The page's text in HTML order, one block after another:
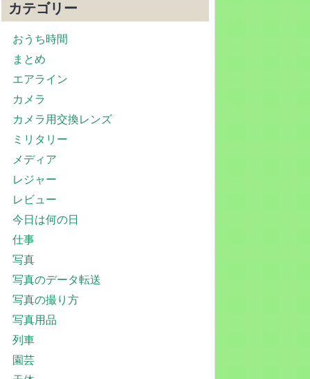
カテゴリー
おうち時間
まとめ
エアライン
カメラ
カメラ用交換レンズ
ミリタリー
メディア
レジャー
レビュー
今日は何の日
仕事
写真
写真のデータ転送
写真の撮り方
写真用品
列車
園芸